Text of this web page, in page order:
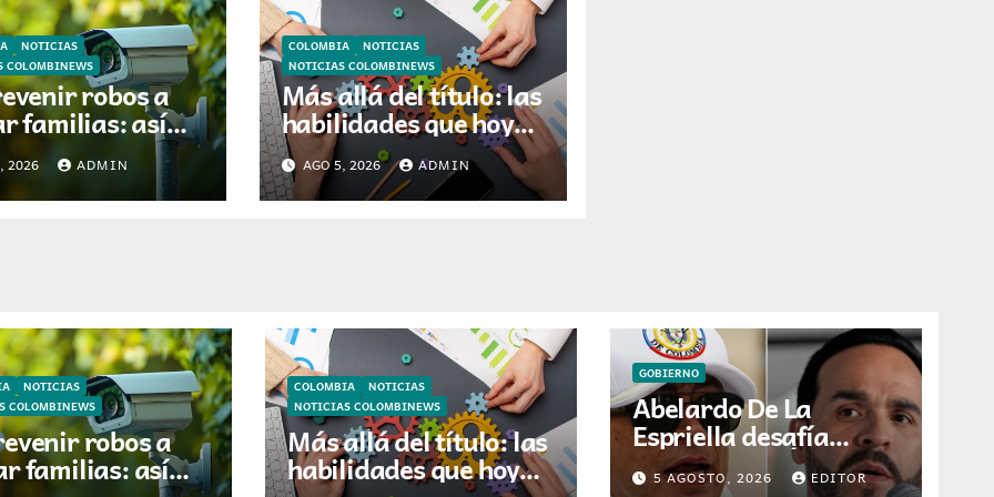
NOTICIAS
COLOMBINEWS
robos a
familias: así
la
en los
colombianos
2026 ADMIN
COLOMBIA
NOTICIAS
NOTICIAS COLOMBINEWS
Más allá del título: las
habilidades que hoy
definen el éxito
profesional en
Colombia
AGO 5, 2026 ADMIN
NOTICIAS
COLOMBINEWS
robos a
familias: así
COLOMBIA
NOTICIAS
NOTICIAS COLOMBINEWS
Más allá del título: las
habilidades que hoy
GOBIERNO
Abelardo De La
Espriella desafía
liderazgo de Álvaro
5 AGOSTO, 2026 EDITOR